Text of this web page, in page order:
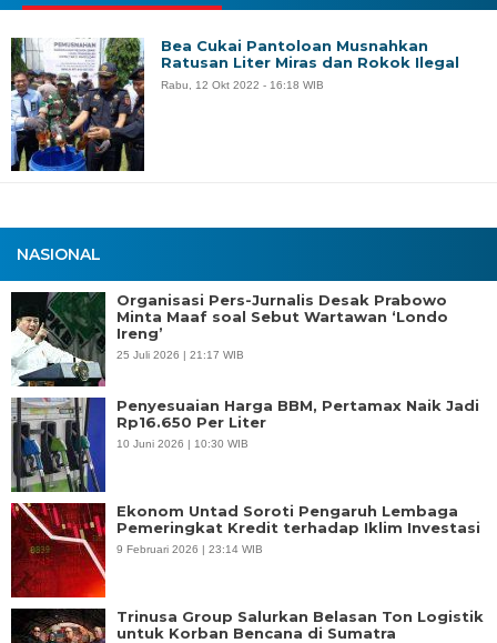
NASIONAL
Organisasi Pers-Jurnalis Desak Prabowo
Minta Maaf soal Sebut Wartawan ‘Londo
Ireng’
25 Juli 2026 | 21:17 WIB
Penyesuaian Harga BBM, Pertamax Naik Jadi
Rp16.650 Per Liter
10 Juni 2026 | 10:30 WIB
Ekonom Untad Soroti Pengaruh Lembaga
Pemeringkat Kredit terhadap Iklim Investasi
9 Februari 2026 | 23:14 WIB
Trinusa Group Salurkan Belasan Ton Logistik
untuk Korban Bencana di Sumatra
Bea Cukai Pantoloan Musnahkan
Ratusan Liter Miras dan Rokok Ilegal
Rabu, 12 Okt 2022 - 16:18 WIB